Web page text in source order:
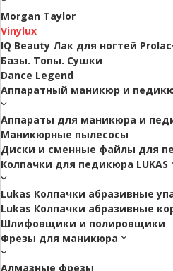
Morgan Taylor
Vinylux
IQ Beauty Лак для ногтей
Базы. Топы. Сушки
Dance Legend
Аппаратный маникюр и
Аппараты для маникюра и
Маникюрные пылесосы
Диски и сменные файлы для
Колпачки для педикюра LUKAS
Lukas Колпачки абразивные
Lukas Колпачки абразивные
Шлифовщики и полировщики
Фрезы для маникюра
Алмазные фрезы